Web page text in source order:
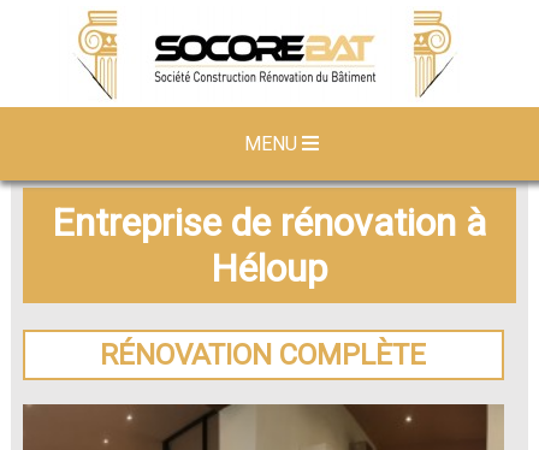
MENU
Entreprise de rénovation à
Héloup
RÉNOVATION COMPLÈTE